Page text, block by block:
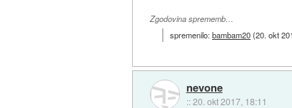
Zgodovina sprememb…
spremenilo:bambam20(20. okt
nevone
::20. okt 2017, 18:11